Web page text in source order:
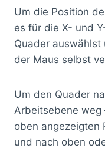
Um die Position
es für die X- und
Quader
der Maus selbst
Um den Quader
Arbeitsebene weg
oben angezeigten
und nach oben